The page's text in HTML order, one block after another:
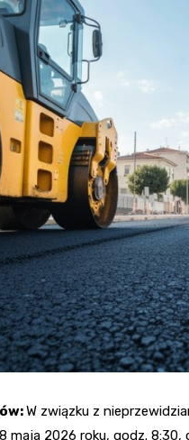
W związku z
maja 2026 roku, godz.